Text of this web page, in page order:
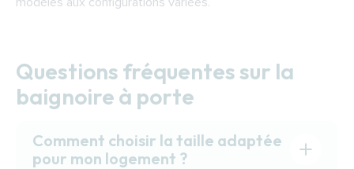
Questions fréquentes sur la
baignoire à porte
Comment choisir la taille adaptée
pour mon logement ?